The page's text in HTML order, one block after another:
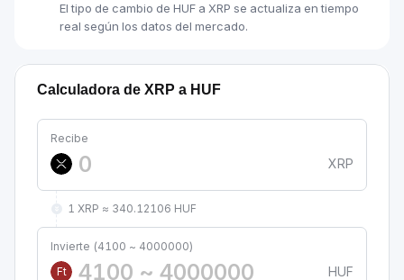
El tipo de cambio de HUF a XRP se actualiza en tiempo
real según los datos del mercado.
Calculadora de XRP a HUF
Recibe
XRP
1 XRP ≈ 340.12106 HUF
Invierte (4100 ~ 4000000)
Ft
HUF